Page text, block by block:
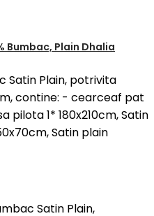
Bumbac, Plain Dhalia
Satin Plain, potrivita
contine: - cearceaf pat
pilota 1* 180x210cm, Satin
Satin plain
Satin Plain,